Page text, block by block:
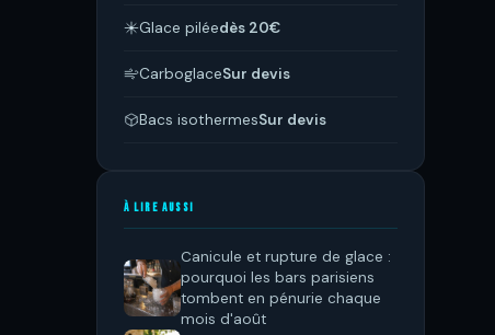
Glace piléedès 20€
CarboglaceSur devis
Bacs isothermesSur devis
À LIRE AUSSI
Canicule et rupture de glace :
pourquoi les bars parisiens
tombent en pénurie chaque
mois d'août